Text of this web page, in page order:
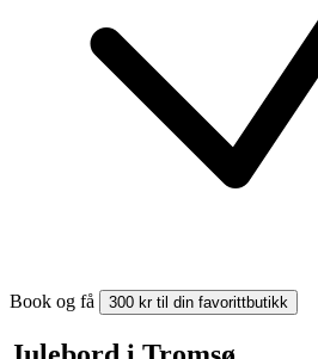
Book og få 300 kr til din favorittbutikk